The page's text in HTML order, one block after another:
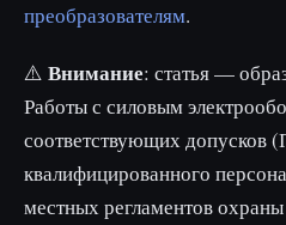
преобразователям.
⚠️ Внимание: статья —
Работы с силовым
соответствующих
квалифицированного
местных регламентов